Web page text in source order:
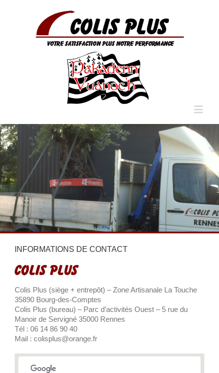
INFORMATIONS DE CONTACT
Colis Plus (siège + entrepôt) – Zone Artisanale La Touche
35890 Bourg-des-Comptes
Colis Plus (bureau) – Parc d’activités Ouest – 5 rue du
Manoir de Servigné 35000 Rennes
Tél : 06 14 86 90 40
Mail : colisplus@orange.fr